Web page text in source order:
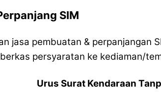
SIM
jasa pembuatan & perpanjangan
persyaratan ke kediaman/
Urus Surat Kendaraan